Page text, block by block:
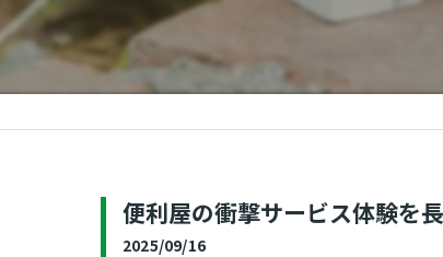
ハウスクリーニン
便利屋の衝撃サービス体験を
2025/09/16